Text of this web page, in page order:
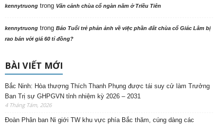
kennytruong trong Vãn cảnh chùa cổ ngàn năm ở Triều Tiên
kennytruong trong Báo Tuổi trẻ phản ảnh về việc phần đất chùa cổ Giác Lâm bị
rao bán với giá 60 tỉ đồng?
BÀI VIẾT MỚI
Bắc Ninh: Hòa thượng Thích Thanh Phụng được tái suy cử làm Trưởng
Ban Trị sự GHPGVN tỉnh nhiệm kỳ 2026 – 2031
4 Tháng Tám, 2026
Đoàn Phân ban Ni giới TW khu vực phía Bắc thăm, cúng dàng các